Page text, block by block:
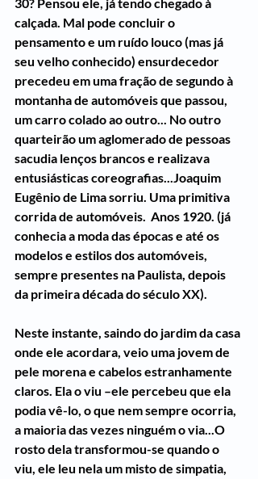
calçada. Mal pode concluir o
pensamento e um ruído louco (mas já
seu velho conhecido) ensurdecedor
precedeu em uma fração de segundo à
montanha de automóveis que passou,
um carro colado ao outro... No outro
quarteirão um aglomerado de pessoas
sacudia lenços brancos e realizava
entusiásticas coreografias...Joaquim
Eugênio de Lima sorriu. Uma primitiva
corrida de automóveis.  Anos 1920. (já
conhecia a moda das épocas e até os
modelos e estilos dos automóveis,
sempre presentes na Paulista, depois
da primeira década do século XX).
Neste instante, saindo do jardim da casa
onde ele acordara, veio uma jovem de
pele morena e cabelos estranhamente
claros. Ela o viu –ele percebeu que ela
podia vê-lo, o que nem sempre ocorria,
a maioria das vezes ninguém o via...O
rosto dela transformou-se quando o
viu, ele leu nela um misto de simpatia,